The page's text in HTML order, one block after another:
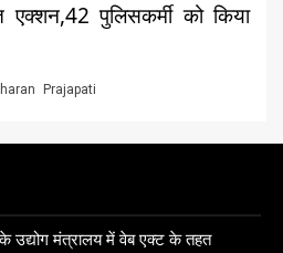
पुलिसकर्मी को किया
Prajapati
उद्योग मंत्रालय में वेब एक्ट के तहत